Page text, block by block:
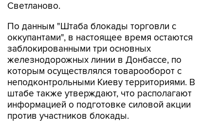
По данным "Штаба блокады торговли с
заблокированными три основных
железнодорожных линии в Донбассе, по
которым осуществлялся товарооборот с
неподконтрольными Киеву территориями. В
штабе также утверждают, что располагают
информацией о подготовке силовой акции
против участников блокады.
ЕС Украина